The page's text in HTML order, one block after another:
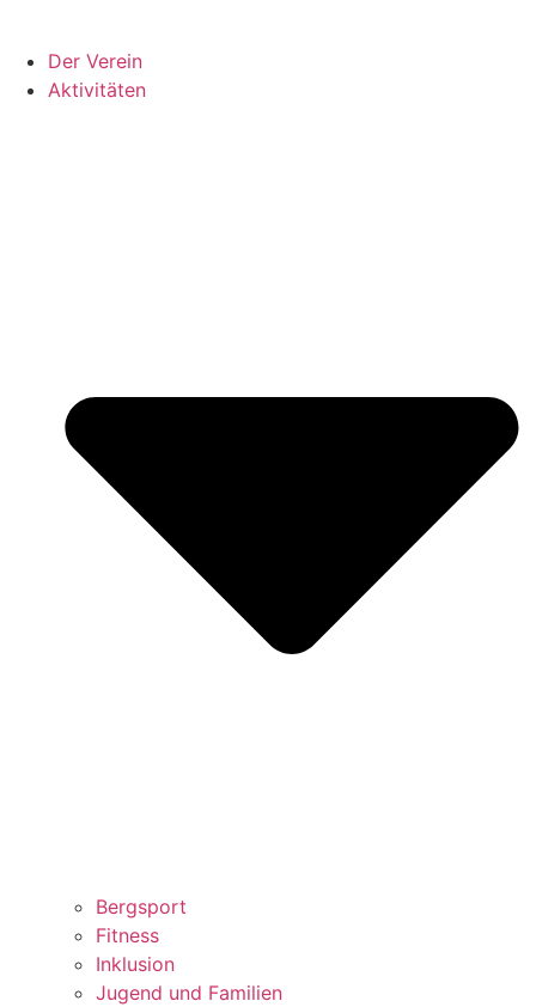
Der Verein
Aktivitäten
Bergsport
Fitness
Inklusion
Jugend und Familien